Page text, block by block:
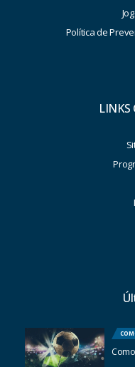
Política de
LINKS